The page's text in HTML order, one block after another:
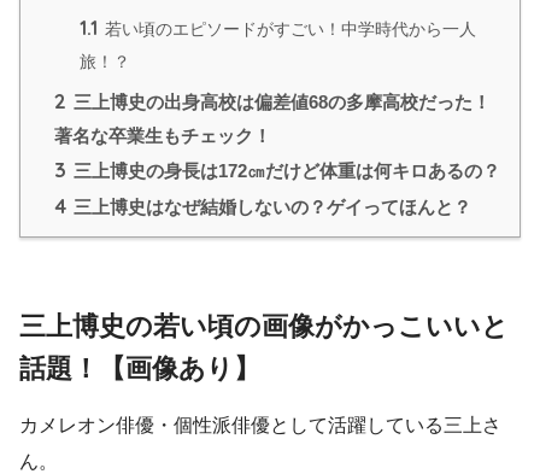
1.1 若い頃のエピソードがすごい！中学時代から一人
旅！？
2 三上博史の出身高校は偏差値68の多摩高校だった！
著名な卒業生もチェック！
3 三上博史の身長は172㎝だけど体重は何キロあるの？
4 三上博史はなぜ結婚しないの？ゲイってほんと？
三上博史の若い頃の画像がかっこいいと
話題！【画像あり】
カメレオン俳優・個性派俳優として活躍している三上さ
ん。